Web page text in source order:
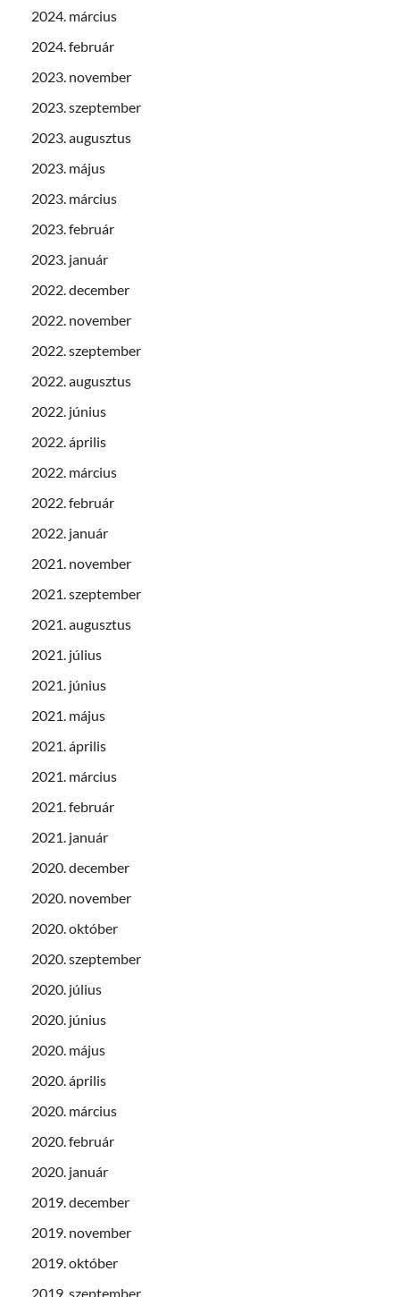
2024. március
2024. február
2023. november
2023. szeptember
2023. augusztus
2023. május
2023. március
2023. február
2023. január
2022. december
2022. november
2022. szeptember
2022. augusztus
2022. június
2022. április
2022. március
2022. február
2022. január
2021. november
2021. szeptember
2021. augusztus
2021. július
2021. június
2021. május
2021. április
2021. március
2021. február
2021. január
2020. december
2020. november
2020. október
2020. szeptember
2020. július
2020. június
2020. május
2020. április
2020. március
2020. február
2020. január
2019. december
2019. november
2019. október
2019. szeptember